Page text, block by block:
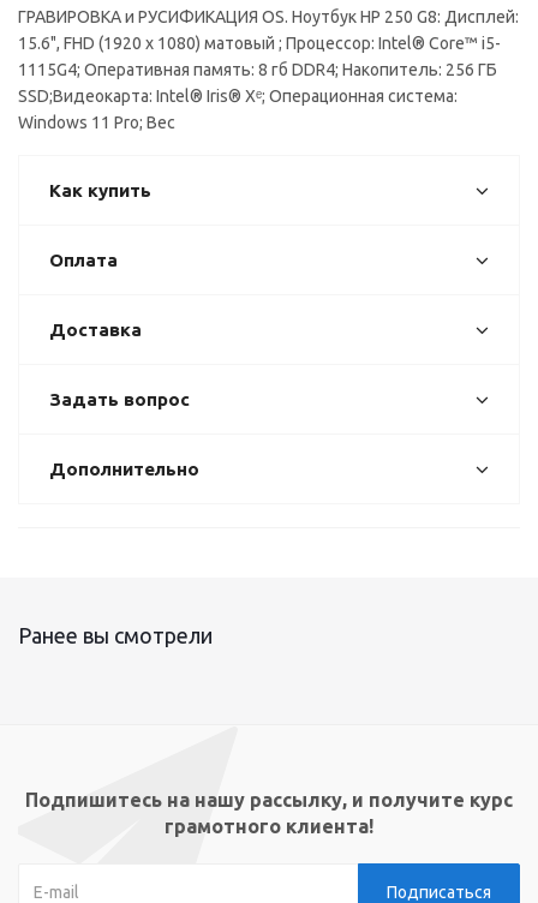
ГРАВИРОВКА и РУСИФИКАЦИЯ OS. Ноутбук HP 250 G8: Дисплей:
15.6", FHD (1920 x 1080) матовый ; Процессор: Intel® Core™ i5-
1115G4; Оперативная память: 8 гб DDR4; Накопитель: 256 ГБ
SSD;Видеокарта: Intel® Iris® Xᵉ; Операционная система:
Windows 11 Pro; Вес
Как купить
Оплата
Доставка
Задать вопрос
Дополнительно
Ранее вы смотрели
Подпишитесь на нашу рассылку, и получите курс
грамотного клиента!